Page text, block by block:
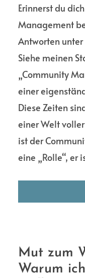
Erinnerst du
Management
Antworten unter
Siehe meinen
„Community
einer
Diese Zeiten
einer Welt
ist der
eine „Rolle“, er
Mut zum
Warum